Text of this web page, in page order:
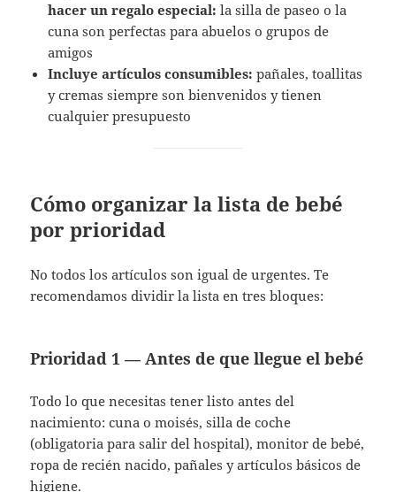
hacer un regalo especial: la silla de paseo o la
cuna son perfectas para abuelos o grupos de
amigos
Incluye artículos consumibles: pañales, toallitas
y cremas siempre son bienvenidos y tienen
cualquier presupuesto
Cómo organizar la lista de bebé
por prioridad
No todos los artículos son igual de urgentes. Te
recomendamos dividir la lista en tres bloques:
Prioridad 1 — Antes de que llegue el bebé
Todo lo que necesitas tener listo antes del
nacimiento: cuna o moisés, silla de coche
(obligatoria para salir del hospital), monitor de bebé,
ropa de recién nacido, pañales y artículos básicos de
higiene.